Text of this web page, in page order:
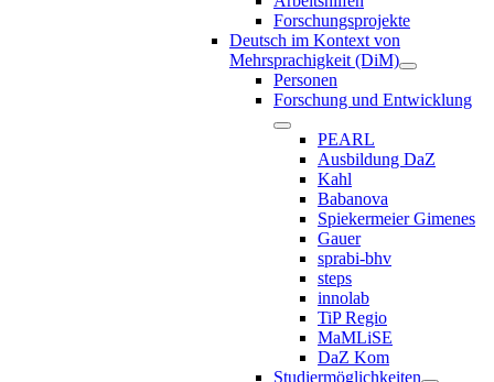
Forschungsprojekte
Deutsch im Kontext von
Mehrsprachigkeit (DiM)
Personen
Forschung und Entwicklung
PEARL
Ausbildung DaZ
Kahl
Babanova
Spiekermeier Gimenes
Gauer
sprabi-bhv
steps
innolab
TiP Regio
MaMLiSE
DaZ Kom
Studiermöglichkeiten